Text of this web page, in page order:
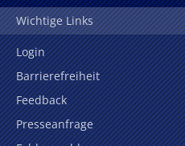
Wichtige Links
Login
Barrierefreiheit
Feedback
Presseanfrage